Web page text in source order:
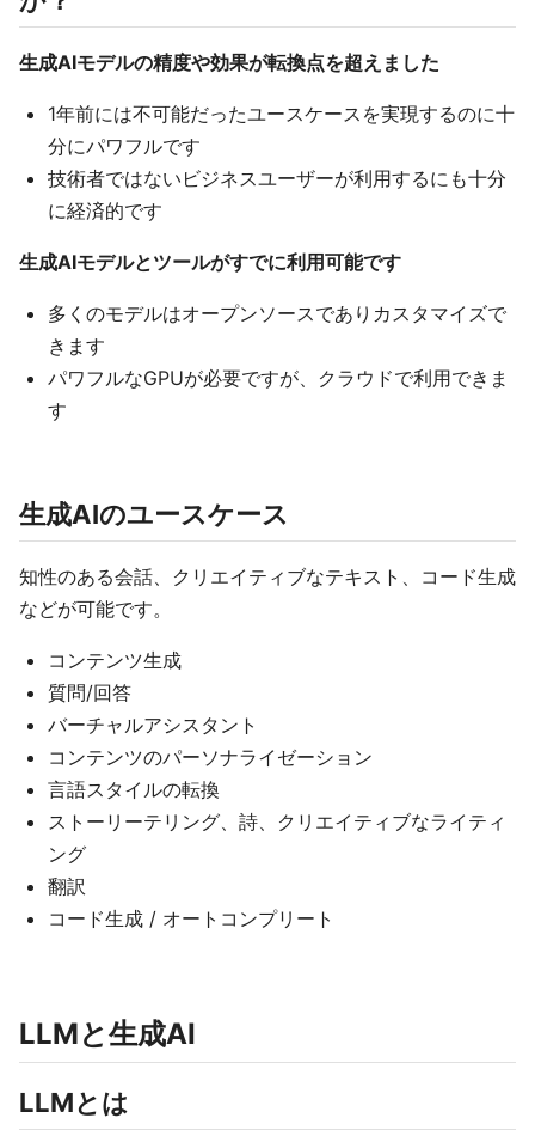
生成AIモデルの精度や効果が転換点を超えました
1年前には不可能だったユースケースを実現するのに十
分にパワフルです
技術者ではないビジネスユーザーが利用するにも十分
に経済的です
生成AIモデルとツールがすでに利用可能です
多くのモデルはオープンソースでありカスタマイズで
きます
パワフルなGPUが必要ですが、クラウドで利用できま
す
生成AIのユースケース
知性のある会話、クリエイティブなテキスト、コード生成
などが可能です。
コンテンツ生成
質問/回答
バーチャルアシスタント
コンテンツのパーソナライゼーション
言語スタイルの転換
ストーリーテリング、詩、クリエイティブなライティ
ング
翻訳
コード生成 / オートコンプリート
LLMと生成AI
LLMとは